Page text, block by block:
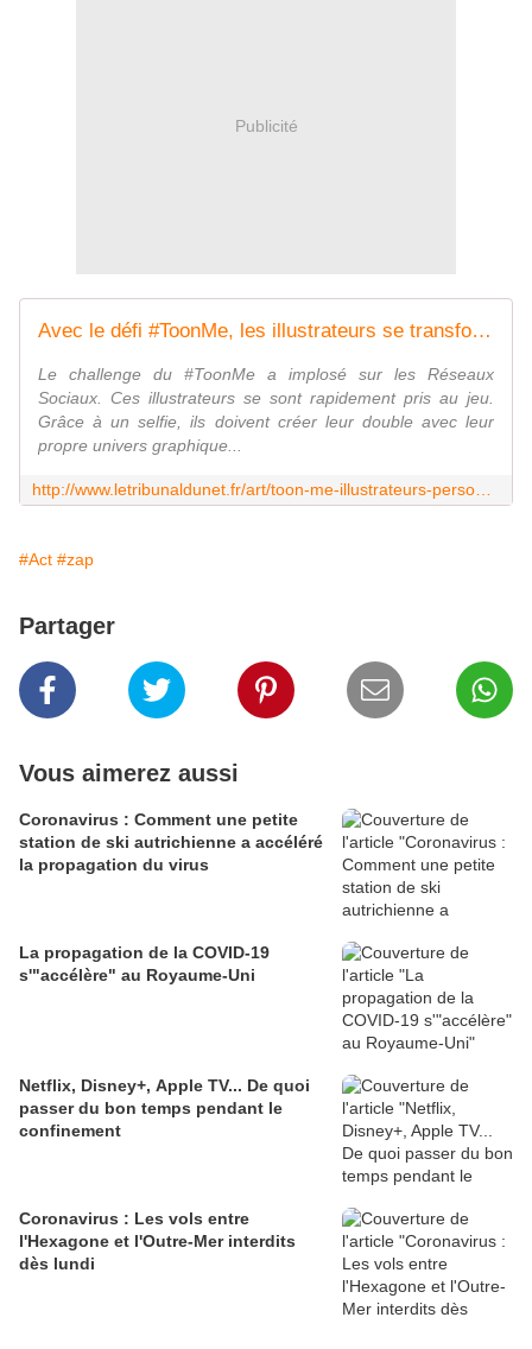
Publicité
Avec le défi #ToonMe, les illustrateurs se transforment en personnages de dessins-animés !
Le challenge du #ToonMe a implosé sur les Réseaux
Sociaux. Ces illustrateurs se sont rapidement pris au jeu.
Grâce à un selfie, ils doivent créer leur double avec leur
propre univers graphique...
#Act #zap
Partager
Vous aimerez aussi
Coronavirus : Comment une petite
station de ski autrichienne a accéléré
la propagation du virus
La propagation de la COVID-19
s'"accélère" au Royaume-Uni
Netflix, Disney+, Apple TV... De quoi
passer du bon temps pendant le
confinement
Coronavirus : Les vols entre
l'Hexagone et l'Outre-Mer interdits
dès lundi